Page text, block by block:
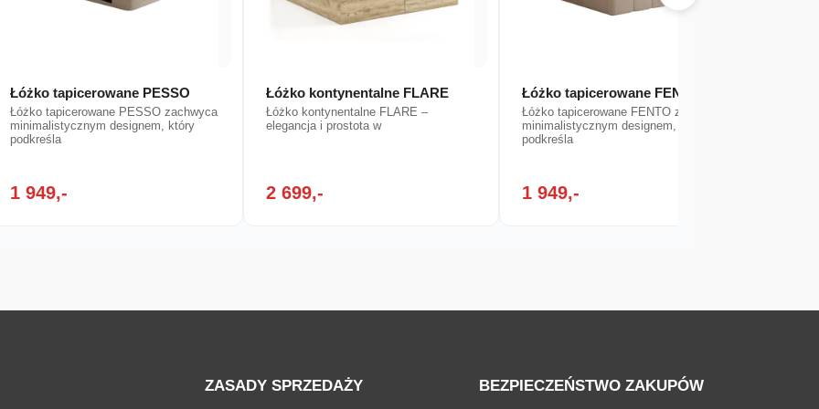
Łóżko tapicerowane PESSO
Łóżko tapicerowane PESSO zachwyca
minimalistycznym designem, który
podkreśla
1 949,-
Łóżko kontynentalne FLARE
Łóżko kontynentalne FLARE –
elegancja i prostota w
2 699,-
Łóżko tapicerowane FENTO
Łóżko tapicerowane FENTO zachwyca
minimalistycznym designem, który
podkreśla
1 949,-
ZASADY SPRZEDAŻY BEZPIECZEŃSTWO ZAKUPÓW